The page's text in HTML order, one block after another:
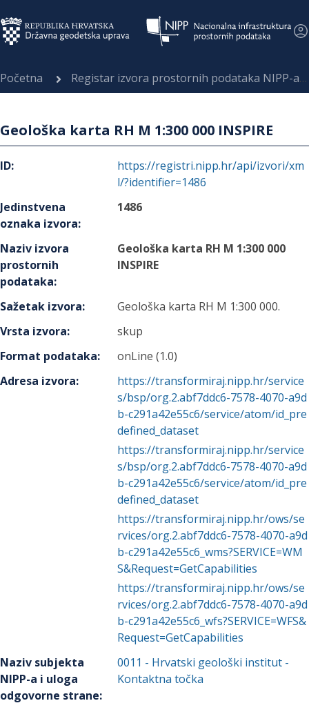
Početna Registar izvora prostornih podataka NIPP-a
Geološka karta RH M 1:300 000 INSPIRE
ID:
https://registri.nipp.hr/api/izvori/xm
l/?identifier=1486
Jedinstvena
oznaka izvora:
1486
Naziv izvora
prostornih
podataka:
Geološka karta RH M 1:300 000
INSPIRE
Sažetak izvora:
Geološka karta RH M 1:300 000.
Vrsta izvora:
skup
Format podataka:
onLine (1.0)
Adresa izvora:
https://transformiraj.nipp.hr/service
s/bsp/org.2.abf7ddc6-7578-4070-a9d
b-c291a42e55c6/service/atom/id_pre
defined_dataset
https://transformiraj.nipp.hr/service
s/bsp/org.2.abf7ddc6-7578-4070-a9d
b-c291a42e55c6/service/atom/id_pre
defined_dataset
https://transformiraj.nipp.hr/ows/se
rvices/org.2.abf7ddc6-7578-4070-a9d
b-c291a42e55c6_wms?SERVICE=WM
S&Request=GetCapabilities
https://transformiraj.nipp.hr/ows/se
rvices/org.2.abf7ddc6-7578-4070-a9d
b-c291a42e55c6_wfs?SERVICE=WFS&
Request=GetCapabilities
Naziv subjekta
NIPP-a i uloga
odgovorne strane:
0011 - Hrvatski geološki institut -
Kontaktna točka